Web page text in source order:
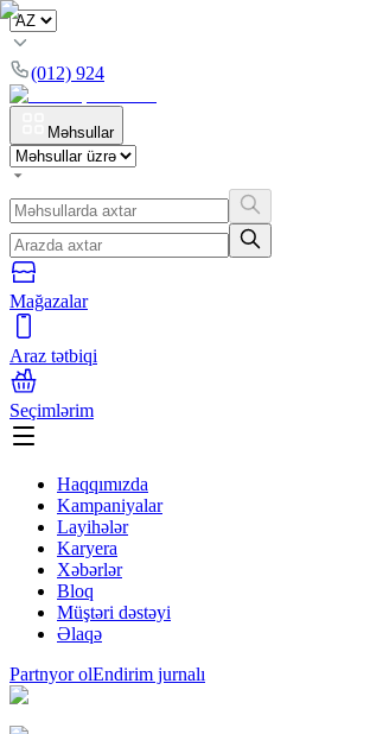
(012) 924
Məhsullar
Mağazalar
Araz tətbiqi
Seçimlərim
Haqqımızda
Kampaniyalar
Layihələr
Karyera
Xəbərlər
Bloq
Müştəri dəstəyi
Əlaqə
Partnyor olEndirim jurnalı